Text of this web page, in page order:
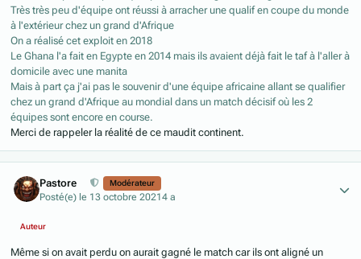
Très très peu d'équipe ont réussi à arracher une qualif en coupe du monde
à l'extérieur chez un grand d'Afrique
On a réalisé cet exploit en 2018
Le Ghana l'a fait en Egypte en 2014 mais ils avaient déjà fait le taf à l'aller à
domicile avec une manita
Mais à part ça j'ai pas le souvenir d'une équipe africaine allant se qualifier
chez un grand d'Afrique au mondial dans un match décisif où les 2
équipes sont encore en course.
Merci de rappeler la réalité de ce maudit continent.
Pastore Modérateur
Posté(e) le 13 octobre 20214 a
Auteur
Même si on avait perdu on aurait gagné le match car ils ont aligné un